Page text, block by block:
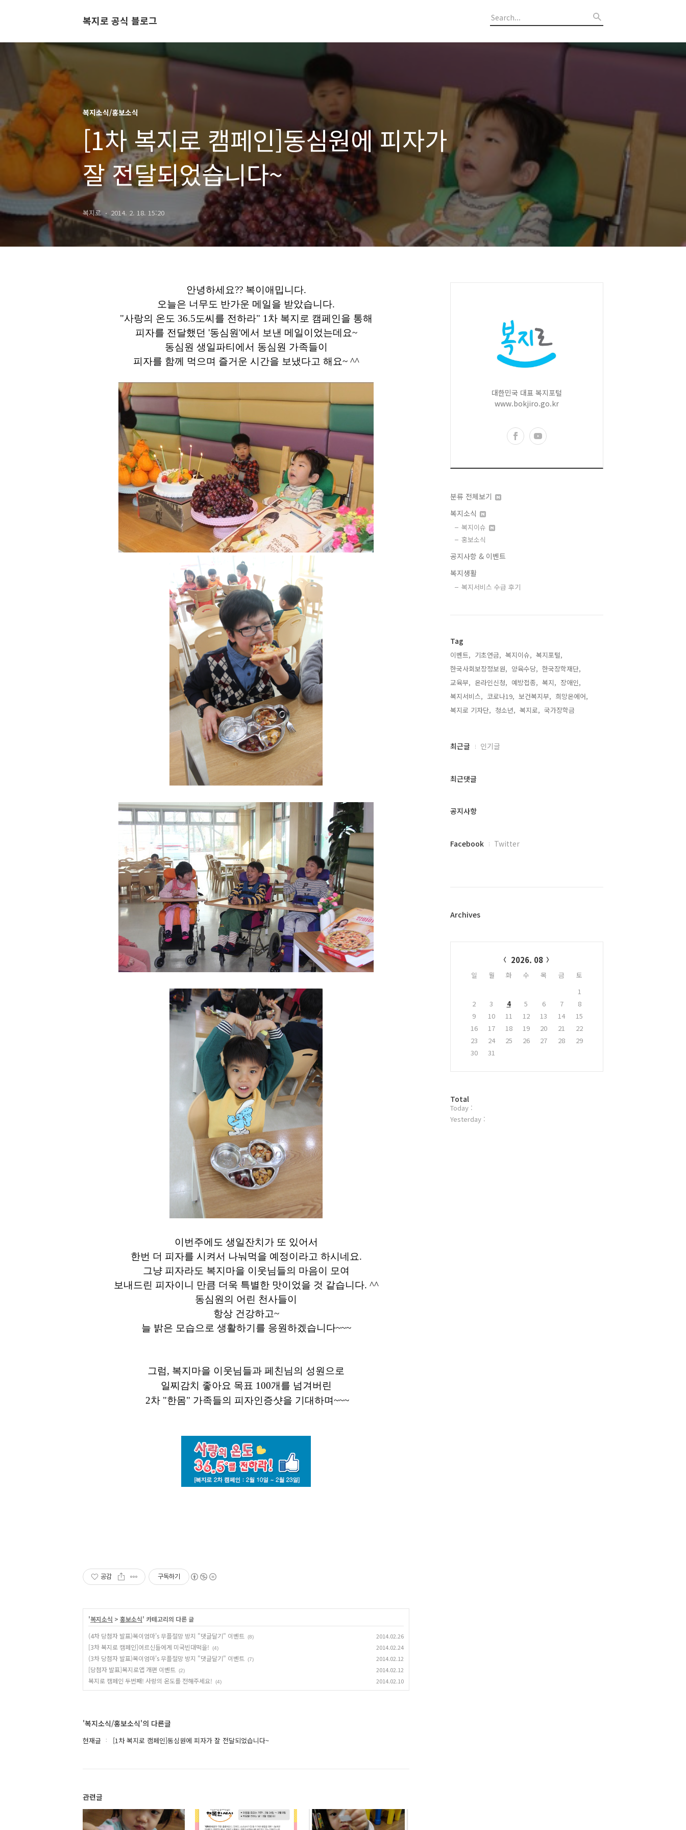
복지로 공식 블로그
복지소식/홍보소식
[1차 복지로 캠페인]동심원에 피자가
잘 전달되었습니다~
복지로 2014. 2. 18. 15:20
안녕하세요?? 복이애밉니다.
오늘은 너무도 반가운 메일을 받았습니다.
"사랑의 온도 36.5도씨를 전하라" 1차 복지로 캠페인을 통해
피자를 전달했던 '동심원'에서 보낸 메일이었는데요~
동심원 생일파티에서 동심원 가족들이
피자를 함께 먹으며 즐거운 시간을 보냈다고 해요~ ^^
이번주에도 생일잔치가 또 있어서
한번 더 피자를 시켜서 나눠먹을 예정이라고 하시네요.
그냥 피자라도 복지마을 이웃님들의 마음이 모여
보내드린 피자이니 만큼 더욱 특별한 맛이었을 것 같습니다. ^^
동심원의 어린 천사들이
항상 건강하고~
늘 밝은 모습으로 생활하기를 응원하겠습니다~~~
그럼, 복지마을 이웃님들과 페친님의 성원으로
일찌감치 좋아요 목표 100개를 넘겨버린
2차 "한몸" 가족들의 피자인증샷을 기대하며~~~
공감 구독하기
'복지소식 > 홍보소식' 카테고리의 다른 글
(4차 당첨자 발표)복이엄마's 무플절망 방지 "댓글달기" 이벤트
(8) 2014.02.26
[3차 복지로 캠페인]어르신들에게 미국빈대떡을! (4) 2014.02.24
(3차 당첨자 발표)복이엄마's 무플절망 방지 "댓글달기" 이벤트 (7) 2014.02.12
[당첨자 발표]복지로앱 개편 이벤트 (2) 2014.02.12
복지로 캠페인 두번째! 사랑의 온도를 전해주세요! (4) 2014.02.10
'복지소식/홍보소식'의 다른글
현재글 [1차 복지로 캠페인]동심원에 피자가 잘 전달되었습니다~
관련글
대한민국 대표 복지포털
www.bokjiro.go.kr
분류 전체보기
복지소식
복지이슈
홍보소식
공지사항 & 이벤트
복지생활
복지서비스 수급 후기
Tag
이벤트, 기초연금, 복지이슈, 복지포털,
한국사회보장정보원, 양육수당, 한국장학재단,
교육부, 온라인신청, 예방접종, 복지, 장애인,
복지서비스, 코로나19, 보건복지부, 희망온에어,
복지로 기자단, 청소년, 복지로, 국가장학금,
최
과
글
최근글 인기글
최근댓글
공지사항
페
플
Facebook Twitter
Archives
2026. 08
일 월 화 수 목 금
토
1
2
3 4 5 6 7
8
9
10 11 12 13 14
15
16
17 18 19 20 21
22
23
24 25 26 27 28
29
30
31
방
문
자
Total
Today :
Yesterday :